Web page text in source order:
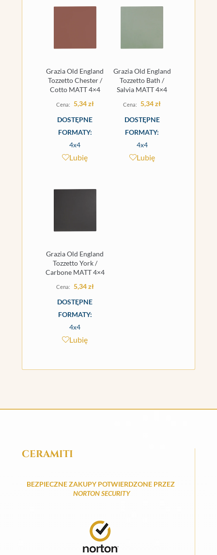
Grazia Old England
Tozzetto Chester /
Cotto MATT 4×4
5,34zł
DOSTĘPNE
FORMATY:
4x4
Lubię
Grazia Old England
Tozzetto Bath /
Salvia MATT 4×4
5,34zł
DOSTĘPNE
FORMATY:
4x4
Lubię
Grazia Old England
Tozzetto York /
Carbone MATT 4×4
5,34zł
DOSTĘPNE
FORMATY:
4x4
Lubię
CERAMITI
BEZPIECZNE ZAKUPY POTWIERDZONE PRZEZ
NORTON SECURITY